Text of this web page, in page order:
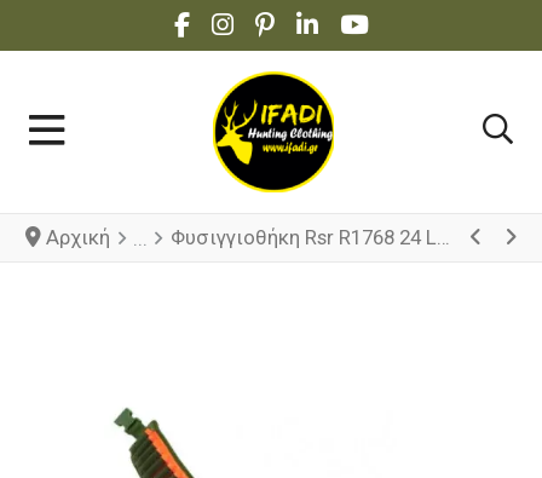
FACEBOOK SOCIAL LINK
INSTAGRAM SOCIAL LINK
PINTEREST SOCIAL LINK
LINKEDIN SOCIAL LINK
YOUTUBE SOCIAL
Αρχική Φυσιγγιοθήκη Rsr R1768 24 Loops Cal.12